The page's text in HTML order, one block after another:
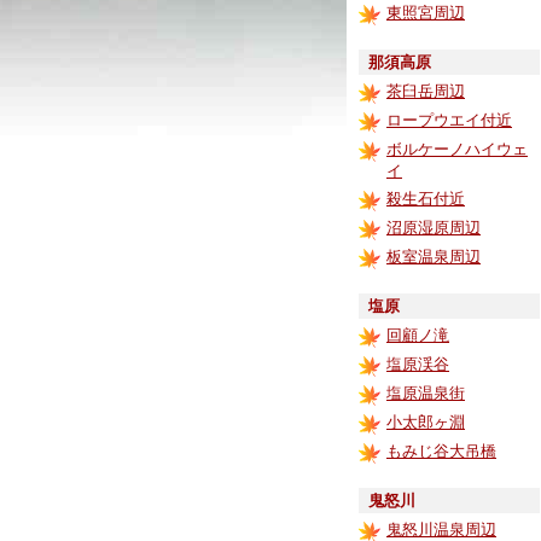
東照宮周辺
那須高原
茶臼岳周辺
ロープウエイ付近
ボルケーノハイウェ
イ
殺生石付近
沼原湿原周辺
板室温泉周辺
塩原
回顧ノ滝
塩原渓谷
塩原温泉街
小太郎ヶ淵
もみじ谷大吊橋
鬼怒川
鬼怒川温泉周辺